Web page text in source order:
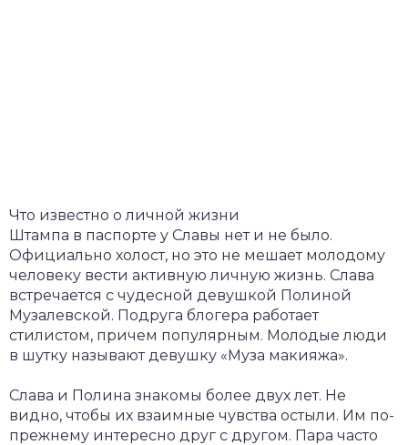
Что известно о личной жизни
Штампа в паспорте у Славы нет и не было.
Официально холост, но это не мешает молодому
человеку вести активную личную жизнь. Слава
встречается с чудесной девушкой Полиной
Музалевской. Подруга блогера работает
стилистом, причем популярным. Молодые люди
в шутку называют девушку «Муза макияжа».
Слава и Полина знакомы более двух лет. Не
видно, чтобы их взаимные чувства остыли. Им по-
прежнему интересно друг с другом. Пара часто